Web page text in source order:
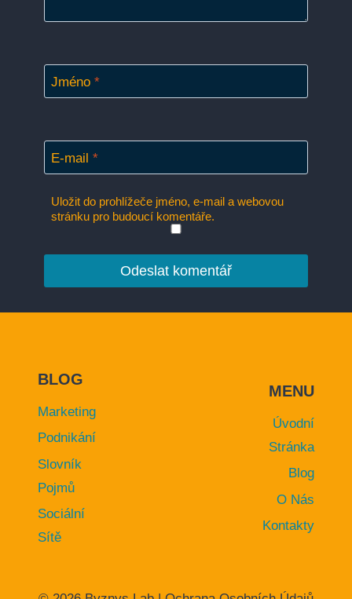
Jméno *
E-mail *
Uložit do prohlížeče jméno, e-mail a webovou
stránku pro budoucí komentáře.
BLOG
Marketing
Podnikání
Slovník
Pojmů
Sociální
Sítě
MENU
Úvodní
Stránka
Blog
O Nás
Kontakty